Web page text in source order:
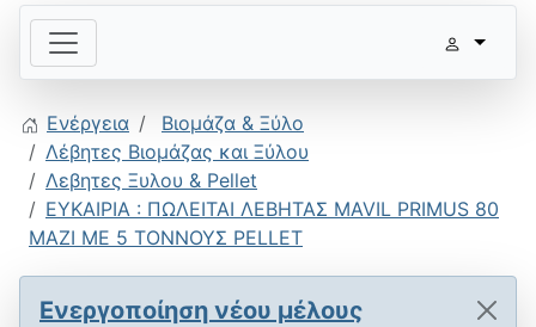
Ενέργεια
Βιομάζα & Ξύλο
Λέβητες Βιομάζας και Ξύλου
Λεβητες Ξυλου & Pellet
ΕΥΚΑΙΡΙΑ : ΠΩΛΕΙΤΑΙ ΛΕΒΗΤΑΣ MAVIL PRIMUS 80
MAZI ME 5 TOΝΝΟΥΣ PELLET
Ενεργοποίηση νέου μέλους